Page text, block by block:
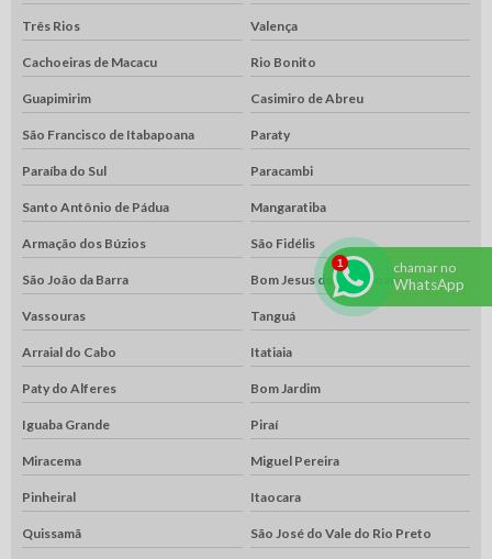
Três Rios Valença
Cachoeiras de Macacu Rio Bonito
Guapimirim Casimiro de Abreu
São Francisco de Itabapoana Paraty
Paraíba do Sul Paracambi
Santo Antônio de Pádua Mangaratiba
Armação dos Búzios São Fidélis
São João da Barra Bom Jesus do Itabapoana
Vassouras Tanguá
Arraial do Cabo Itatiaia
Paty do Alferes Bom Jardim
Iguaba Grande Piraí
Miracema Miguel Pereira
Pinheiral Itaocara
Quissamã São José do Vale do Rio Preto
chamar no
WhatsApp